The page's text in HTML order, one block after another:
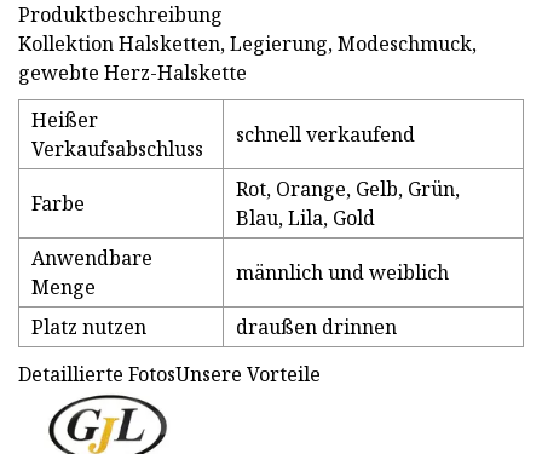
Produktbeschreibung
Kollektion Halsketten, Legierung, Modeschmuck,
gewebte Herz-Halskette
Heißer
Verkaufsabschluss
schnell verkaufend
Farbe
Rot, Orange, Gelb, Grün,
Blau, Lila, Gold
Anwendbare
Menge
männlich und weiblich
Platz nutzen
draußen drinnen
Detaillierte FotosUnsere Vorteile